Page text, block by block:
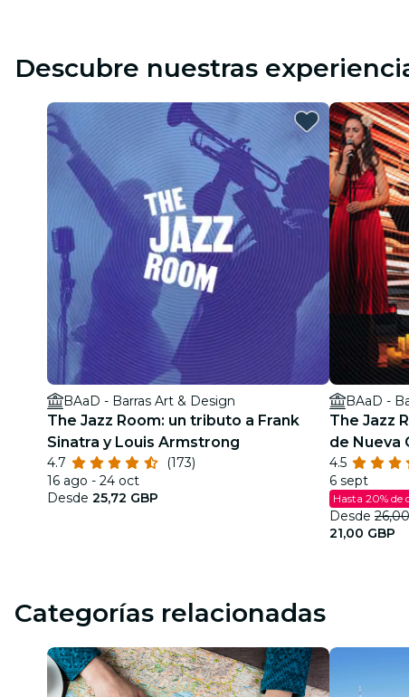
Descubre nuestras
BAaD - Barras Art & Design
The Jazz Room: un tributo a Frank
Sinatra y Louis Armstrong
4.7
(173)
16 ago - 24 oct
Desde 25,72 GBP
BAaD -
The Jazz
de Nueva
4.5
6 sept
Hasta 20% de
Desde
21,00 GBP
Categorías relacionadas